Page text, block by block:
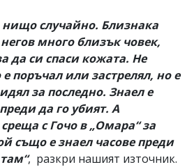
случайно. Близнака
много близък човек,
да си спаси кожата. Не
поръчал или застрелял, но е
за последно. Знаел е
да го убият. А
с Гочо в „Омара“ за
също е знаел часове преди
, разкри нашият източник.